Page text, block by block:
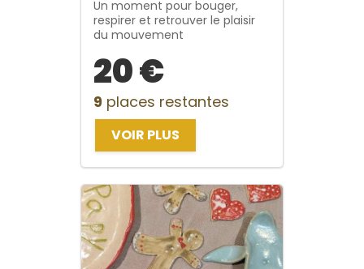
Un moment pour bouger,
respirer et retrouver le plaisir
du mouvement
20 €
9 places restantes
VOIR PLUS